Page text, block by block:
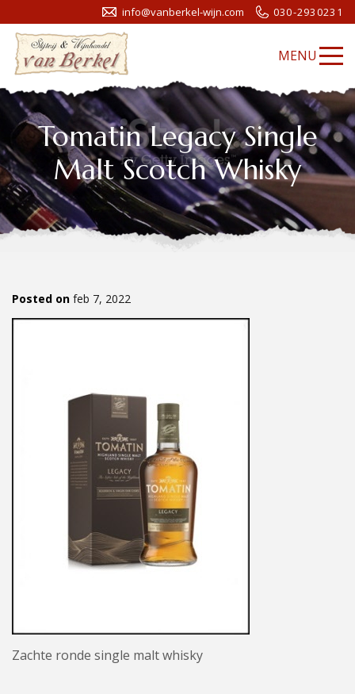
info@vanberkel-wijn.com 030-2930231
MENU
Tomatin Legacy Single
Malt Scotch Whisky
Posted on feb 7, 2022
Zachte ronde single malt whisky